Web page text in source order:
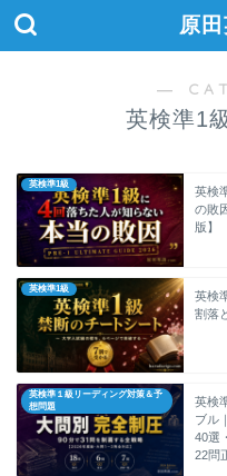
原
―
英検準1
英検準1級
英検
の敗
版】
英検準1級
英検
割落
英検準１級リーディング対策＆予
想問題
英検
ブル
40選
22問